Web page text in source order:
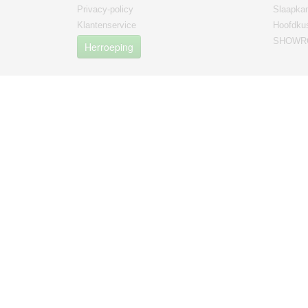
Privacy-policy
Klantenservice
Herroeping